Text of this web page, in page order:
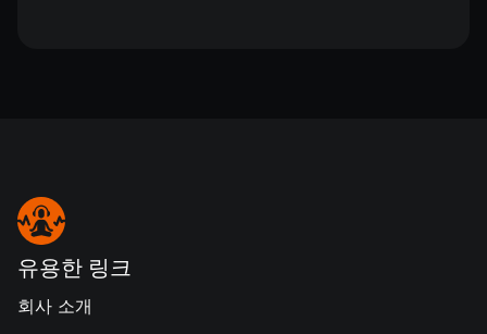
유용한 링크
회사 소개